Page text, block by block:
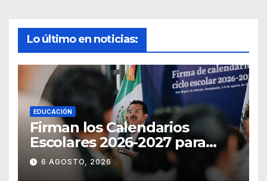
Lo último en noticias:
EDUCACIÓN
Firman los Calendarios
Escolares 2026-2027 para
Guanajuato
6 AGOSTO, 2026